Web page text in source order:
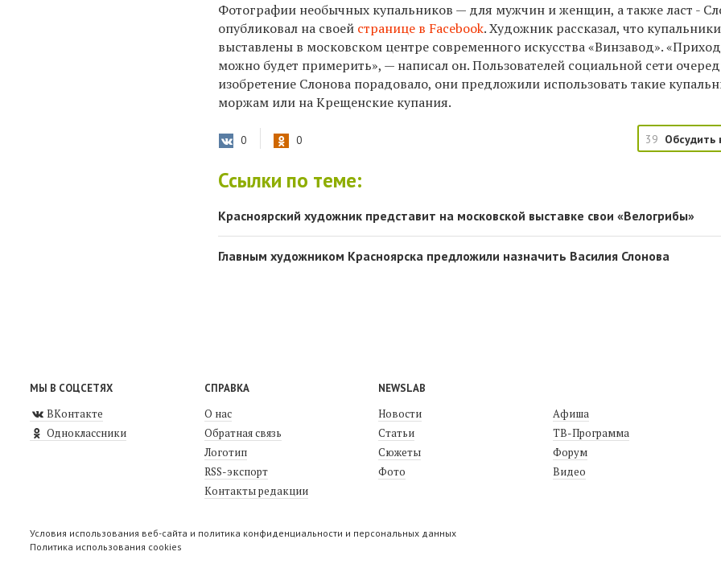
Фотографии необычных купальников — для мужчин и женщин, а также ласт -
опубликовал на своей странице в Facebook. Художник рассказал, что
выставлены в московском центре современного искусства «Винзавод».
можно будет примерить», — написал он. Пользователей социальной сети
изобретение Слонова порадовало, они предложили использовать такие
моржам или наКрещенские купания.
0 0 39 Обсудить
Ссылки по теме:
Красноярский художник представит на московской выставке свои «Велогрибы»
Главным художником Красноярска предложили назначить Василия Слонова
МЫ В СОЦСЕТЯХ
ВКонтакте
Одноклассники
СПРАВКА
О нас
Обратная связь
Логотип
RSS-экспорт
Контакты редакции
NEWSLAB
Новости
Статьи
Сюжеты
Фото
Афиша
ТВ-Программа
Форум
Видео
Условия использования веб-сайта и политика конфиденциальности и персональных данных
Политика использования cookies